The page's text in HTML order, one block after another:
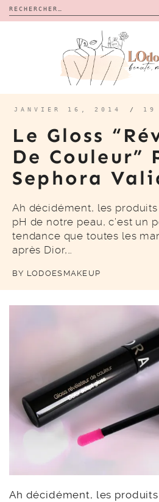
Rechercher :
CALENDRIERS DE L’AVENT
BON PLAN
À PROPOS
CONTACT
JANVIER 16, 2014 / 19
Le Gloss
De Couleur”
Sephora
Ah décidément, les produits
pH de notre peau, c’est un
tendance que toutes les
après Dior,…
BY LODOESMAKEUP
Ah décidément, les produits